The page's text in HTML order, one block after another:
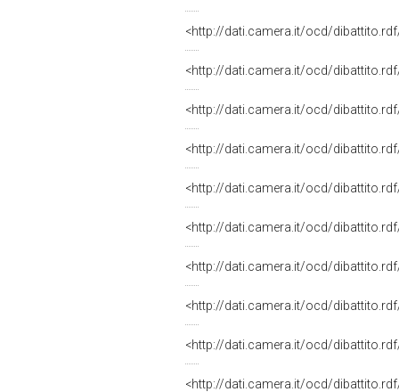
<http://dati.camera.it/ocd/
<http://dati.camera.it/ocd/
<http://dati.camera.it/ocd/
<http://dati.camera.it/ocd/
<http://dati.camera.it/ocd/
<http://dati.camera.it/ocd/
<http://dati.camera.it/ocd/
<http://dati.camera.it/ocd/
<http://dati.camera.it/ocd/
<http://dati.camera.it/ocd/